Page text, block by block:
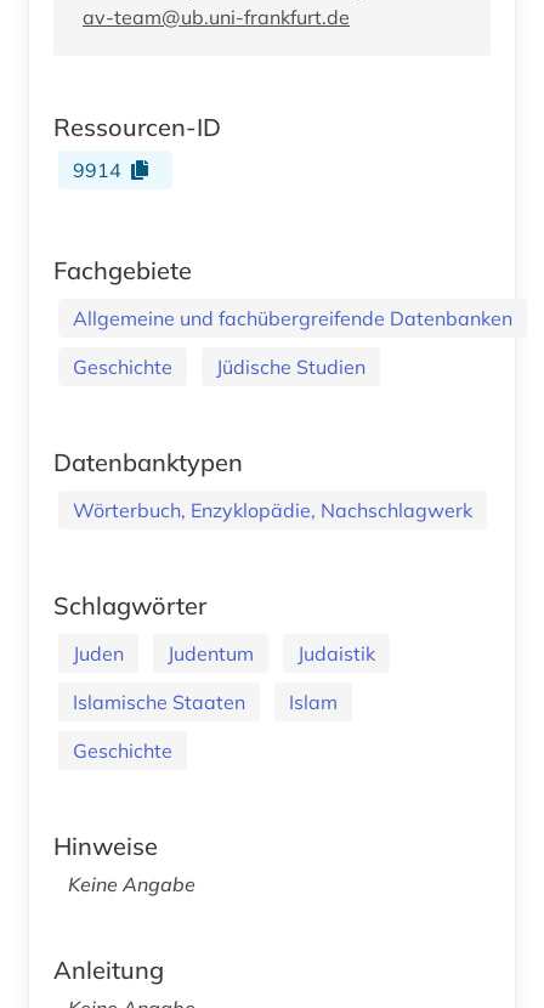
av-team@ub.uni-frankfurt.de
Ressourcen-ID
9914
Fachgebiete
Allgemeine und fachübergreifende Datenbanken
Geschichte
Jüdische Studien
Datenbanktypen
Wörterbuch, Enzyklopädie, Nachschlagwerk
Schlagwörter
Juden Judentum
Judaistik
Islamische Staaten
Islam
Geschichte
Hinweise
Keine Angabe
Anleitung